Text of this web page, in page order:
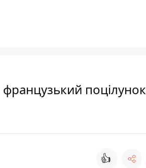
поцілунок
👍